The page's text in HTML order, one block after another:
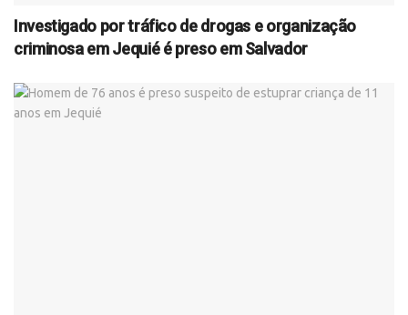
Investigado por tráfico de drogas e organização
criminosa em Jequié é preso em Salvador